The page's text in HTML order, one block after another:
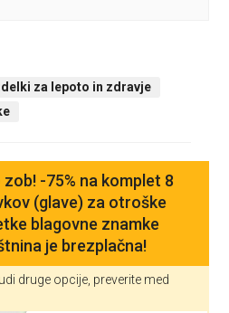
za lepoto in zdravje
-75% na komplet 8
(glave) za otroške
blagovne znamke
je brezplačna!
druge opcije, preverite med